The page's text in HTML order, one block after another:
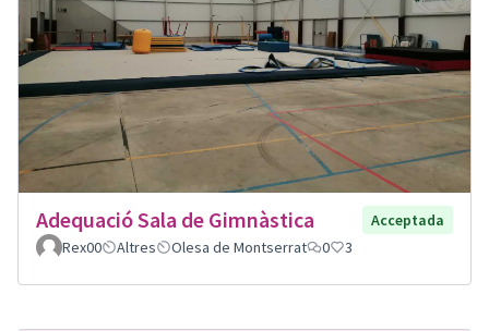
Adequació Sala de Gimnàstica
Acceptada
Rex00
Altres Olesa de Montserrat 0 3